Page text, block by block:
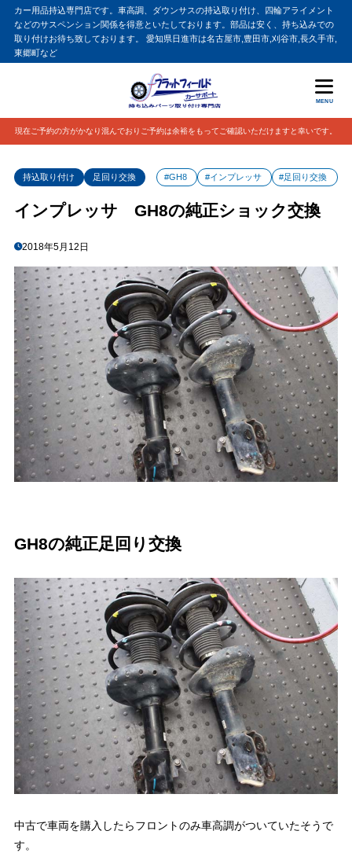
カー用品持込専門店です。車高調、ダウンサスの持込取り付け、四輪アライメント
などのサスペンション関係を得意といたしております。部品は安く、持ち込みでの
取り付けお待ち致しております。 愛知県日進市は名古屋市,豊田市,刈谷市,長久手市,
東郷町など
MENU
現在ご予約の方がかなり混んでおりご予約は余裕をもってご確認いただけますと幸いです。
持込取り付け 足回り交換 #GH8 #インプレッサ #足回り交換
インプレッサ GH8の純正ショック交換
2018年5月12日
GH8の純正足回り交換
中古で車両を購入したらフロントのみ車高調がついていたそうで
す。